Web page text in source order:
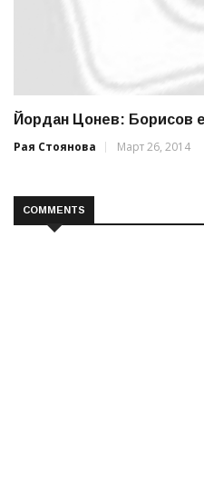
Йордан Цонев: Борисов
Рая Стоянова
Март 26, 2014
COMMENTS